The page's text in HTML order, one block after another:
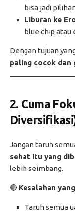
bisa jadi
Liburan ke
blue chip atau
Dengan tujuan
paling cocok dan
2. Cuma
Jangan taruh
sehat itu yang
lebih seimbang.
🔴 Kesalahan
Taruh semua